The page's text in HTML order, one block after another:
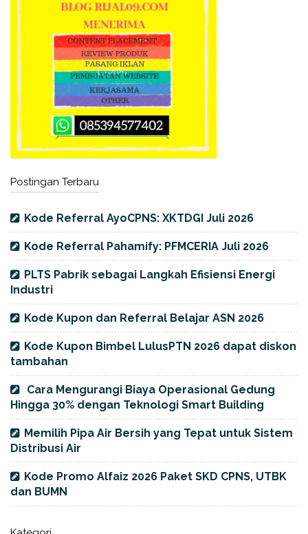
Postingan Terbaru
Kode Referral AyoCPNS: XKTDGI Juli 2026
Kode Referral Pahamify: PFMCERIA Juli 2026
PLTS Pabrik sebagai Langkah Efisiensi Energi
Industri
Kode Kupon dan Referral Belajar ASN 2026
Kode Kupon Bimbel LulusPTN 2026 dapat diskon
tambahan
Cara Mengurangi Biaya Operasional Gedung
Hingga 30% dengan Teknologi Smart Building
Memilih Pipa Air Bersih yang Tepat untuk Sistem
Distribusi Air
Kode Promo Alfaiz 2026 Paket SKD CPNS, UTBK
dan BUMN